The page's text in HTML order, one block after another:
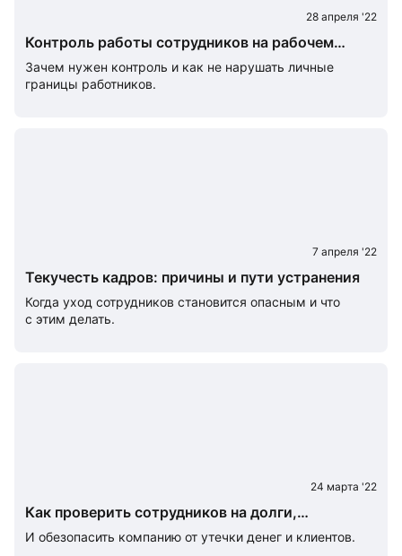
28 апреля '22
Контроль работы сотрудников на рабочем
месте: как не перейти грань
Зачем нужен контроль и как не нарушать личные
границы работников.
7 апреля '22
Текучесть кадров: причины и пути устранения
Когда уход сотрудников становится опасным и что
с этим делать.
24 марта '22
Как проверить сотрудников на долги,
дисквалификацию и собственный бизнес
И обезопасить компанию от утечки денег и клиентов.